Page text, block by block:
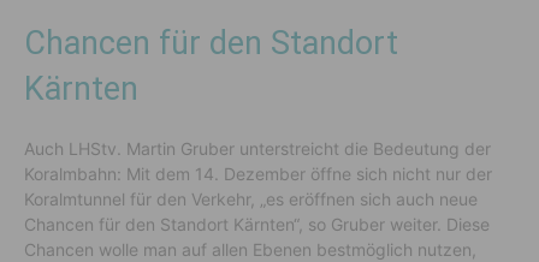
Chancen für den Standort
Kärnten
Auch LHStv. Martin Gruber unterstreicht die Bedeutung der
Koralmbahn: Mit dem 14. Dezember öffne sich nicht nur der
Koralmtunnel für den Verkehr, „es eröffnen sich auch neue
Chancen für den Standort Kärnten“, so Gruber weiter. Diese
Chancen wolle man auf allen Ebenen bestmöglich nutzen,